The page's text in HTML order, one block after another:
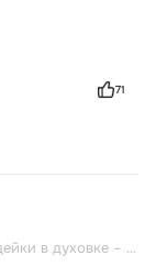
71
Буженина из филе индейки в духовке – сочная и вкусная, рецепт пошагово